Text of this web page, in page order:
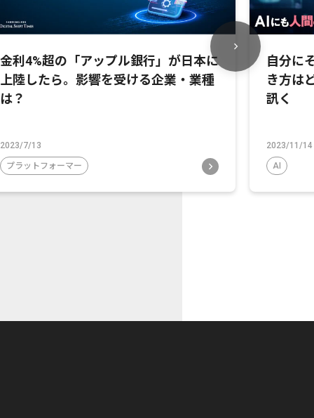
金利4%超の「アップル銀行」が日本に
上陸したら。影響を受ける企業・業種
は？
2023/7/13
プラットフォーマー
自分に
き方は
訊く
2023/11/14
AI